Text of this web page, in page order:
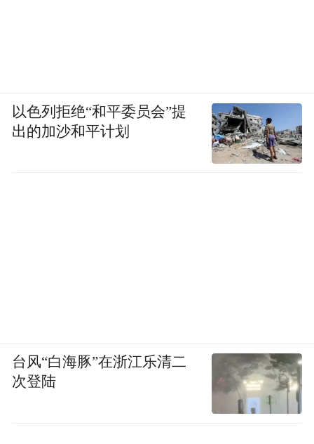
以色列拒绝“和平委员会”提
出的加沙和平计划
台风“白海豚”在浙江乐清二
次登陆